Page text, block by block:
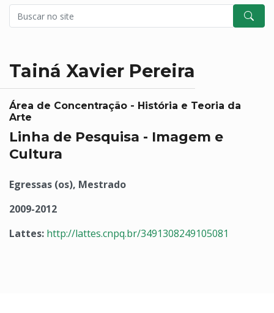
Tainá Xavier Pereira
Área de Concentração - História e Teoria da
Arte
Linha de Pesquisa - Imagem e
Cultura
Egressas (os), Mestrado
2009-2012
Lattes: http://lattes.cnpq.br/3491308249105081